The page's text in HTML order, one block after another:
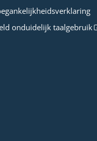
onduidelijk taalgebruik